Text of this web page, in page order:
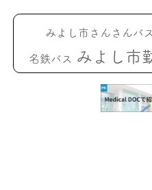
みよし市さんさんバス
名鉄バス みよし市